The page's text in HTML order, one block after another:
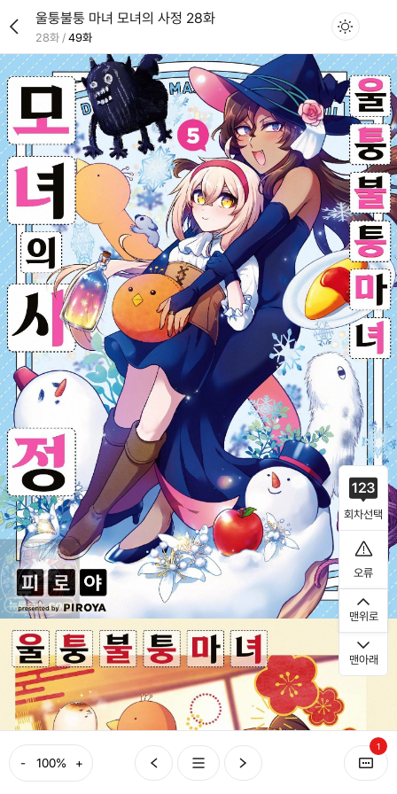
울퉁불퉁 마녀 모녀의 사정 28화
28화 / 49화
- +
1
회차선택
오류
맨위로
맨아래